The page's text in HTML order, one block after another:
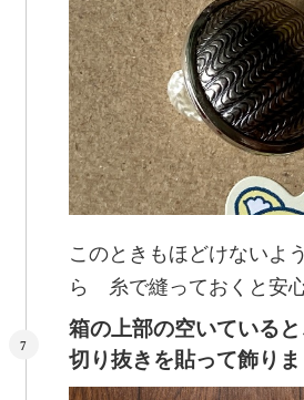
このときもほどけないよ
ら 糸で縫っておくと安心
箱の上部の空いている
切り抜きを貼って飾りま